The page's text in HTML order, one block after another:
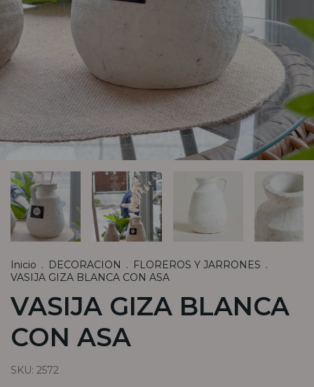
Inicio . DECORACION . FLOREROS Y JARRONES .
VASIJA GIZA BLANCA CON ASA
VASIJA GIZA BLANCA
CON ASA
SKU: 2572